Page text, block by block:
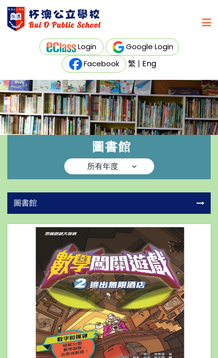
Login
Google Login
Facebook
繁 | Eng
圖書館
圖書館